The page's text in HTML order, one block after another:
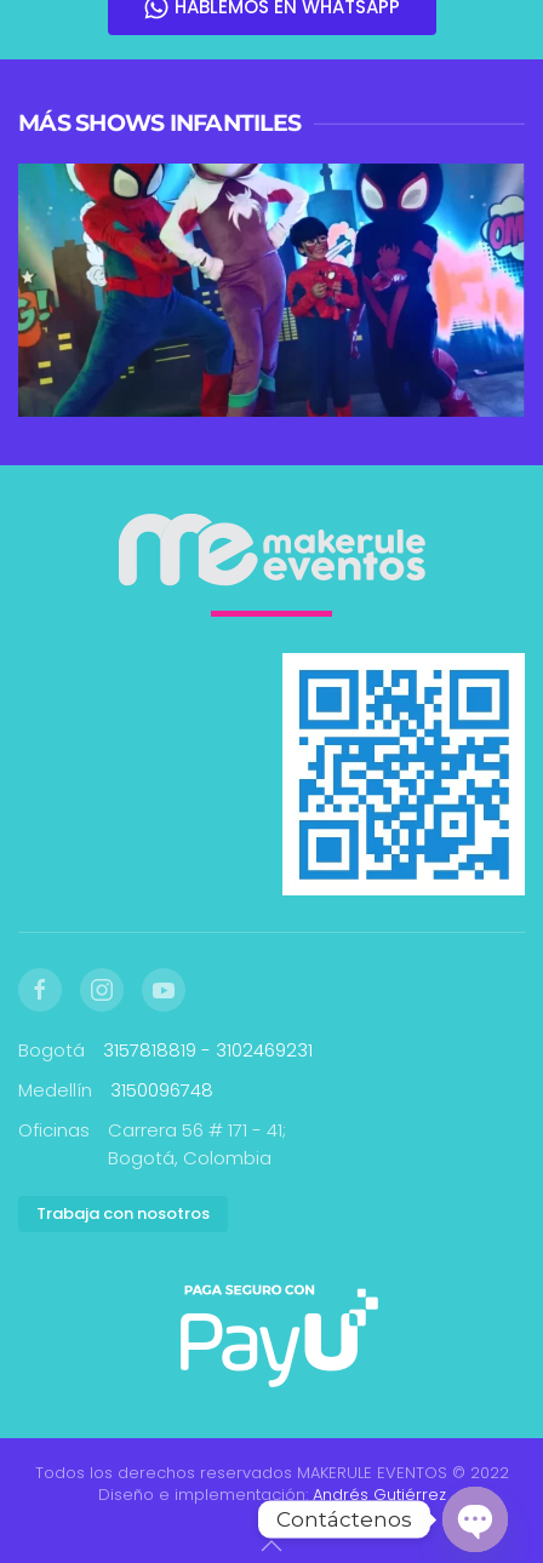
HABLEMOS EN WHATSAPP
MÁS SHOWS INFANTILES
VER MÁS
Bogotá
3157818819 - 3102469231
Medellín
3150096748
Oficinas
Carrera 56 # 171 - 41;
Bogotá, Colombia
Trabaja con nosotros
Todos los derechos reservados MAKERULE EVENTOS © 2022
Diseño e implementación:Andrés Gutiérrez
Contáctenos